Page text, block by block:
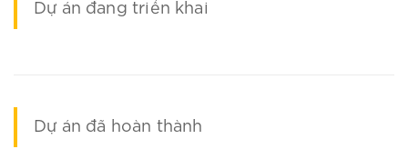
Dự án đang triển khai
Dự án đã hoàn thành